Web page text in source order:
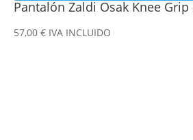
Pantalón Zaldi Osak Knee Grip
57,00 € IVA INCLUIDO